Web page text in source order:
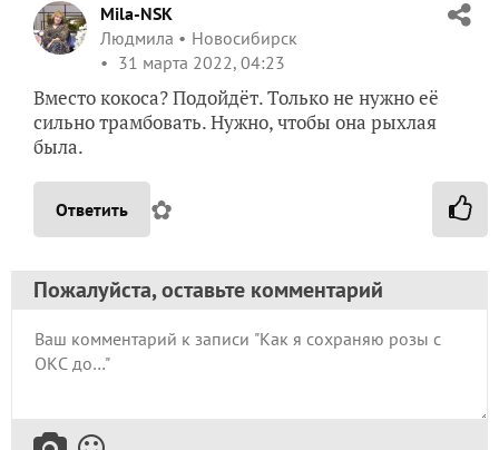
Mila-NSK
Людмила
Новосибирск
31 марта 2022, 04:23
Вместо кокоса? Подойдёт. Только не нужно её
сильно трамбовать. Нужно, чтобы она рыхлая
была.
Ответить ✿
Пожалуйста, оставьте комментарий